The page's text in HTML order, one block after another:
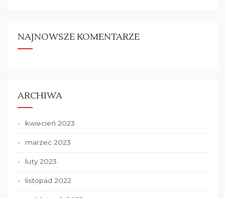
NAJNOWSZE KOMENTARZE
ARCHIWA
kwiecień 2023
marzec 2023
luty 2023
listopad 2022